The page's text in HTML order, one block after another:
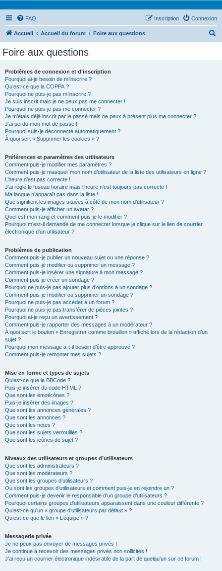
FAQ Connexion
Inscription
Accueil Accueil du forum Foire aux questions
Foire aux questions
Problèmes de connexion et d’inscription
Pourquoi ai-je besoin de m’inscrire ?
Qu’est-ce que la COPPA ?
Pourquoi ne puis-je pas m’inscrire ?
Je suis inscrit mais je ne peux pas me connecter !
Pourquoi ne puis-je pas me connecter ?
Je m’étais déjà inscrit par le passé mais ne peux à présent plus me connecter ?!
J’ai perdu mon mot de passe !
Pourquoi suis-je déconnecté automatiquement ?
À quoi sert « Supprimer les cookies » ?
Préférences et paramètres des utilisateurs
Comment puis-je modifier mes paramètres ?
Comment puis-je masquer mon nom d’utilisateur de la liste des utilisateurs en ligne ?
L’heure n’est pas correcte !
J’ai réglé le fuseau horaire mais l’heure n’est toujours pas correcte !
Ma langue n’apparaît pas dans la liste !
Que signifient les images situées à côté de mon nom d’utilisateur ?
Comment puis-je afficher un avatar ?
Quel est mon rang et comment puis-je le modifier ?
Pourquoi m’est-il demandé de me connecter lorsque je clique sur le lien de courrier
électronique d’un utilisateur ?
Problèmes de publication
Comment puis-je publier un nouveau sujet ou une réponse ?
Comment puis-je modifier ou supprimer un message ?
Comment puis-je insérer une signature à mon message ?
Comment puis-je créer un sondage ?
Pourquoi ne puis-je pas ajouter plus d’options à un sondage ?
Comment puis-je modifier ou supprimer un sondage ?
Pourquoi ne puis-je pas accéder à un forum ?
Pourquoi ne puis-je pas transférer de pièces jointes ?
Pourquoi ai-je reçu un avertissement ?
Comment puis-je rapporter des messages à un modérateur ?
À quoi sert le bouton « Enregistrer comme brouillon » affiché lors de la rédaction d’un
sujet ?
Pourquoi mon message a-t-il besoin d’être approuvé ?
Comment puis-je remonter mes sujets ?
Mise en forme et types de sujets
Qu’est-ce que le BBCode ?
Puis-je insérer du code HTML ?
Que sont les émoticônes ?
Puis-je insérer des images ?
Que sont les annonces générales ?
Que sont les annonces ?
Que sont les notes ?
Que sont les sujets verrouillés ?
Que sont les icônes de sujet ?
Niveaux des utilisateurs et groupes d’utilisateurs
Que sont les administrateurs ?
Que sont les modérateurs ?
Que sont les groupes d’utilisateurs ?
Où sont les groupes d’utilisateurs et comment puis-je en rejoindre un ?
Comment puis-je devenir le responsable d’un groupe d’utilisateurs ?
Pourquoi certains groupes d’utilisateurs apparaissent dans une couleur différente ?
Qu’est-ce qu’un « groupe d’utilisateurs par défaut » ?
Qu’est-ce que le lien « L’équipe » ?
Messagerie privée
Je ne peux pas envoyer de messages privés !
Je continue à recevoir des messages privés non sollicités !
J’ai reçu un courrier électronique indésirable de la part de quelqu’un sur ce forum !